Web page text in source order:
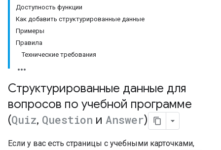
Доступность функции
Как добавить структурированные данные
Примеры
Правила
Технические требования
Структурированные данные для
вопросов по учебной программе
(Quiz, Question и Answer)
Если у вас есть страницы с учебными карточками,